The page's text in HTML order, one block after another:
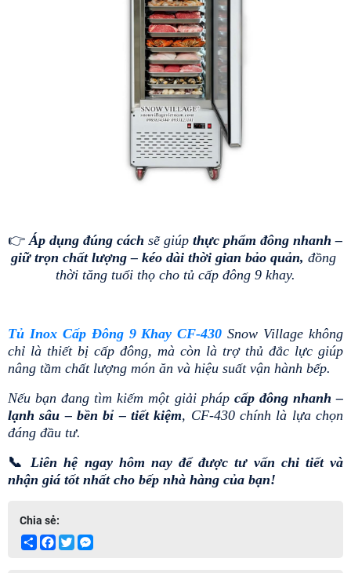
👉 Áp dụng đúng cách sẽ giúp thực phẩm đông nhanh –
giữ trọn chất lượng – kéo dài thời gian bảo quản, đồng
thời tăng tuổi thọ cho tủ cấp đông 9 khay.
Tủ Inox Cấp Đông 9 Khay CF-430 Snow Village không
chỉ là thiết bị cấp đông, mà còn là trợ thủ đắc lực giúp
nâng tầm chất lượng món ăn và hiệu suất vận hành bếp.
Nếu bạn đang tìm kiếm một giải pháp cấp đông nhanh –
lạnh sâu – bền bỉ – tiết kiệm, CF-430 chính là lựa chọn
đáng đầu tư.
📞
Liên hệ ngay hôm nay để được tư vấn chi tiết và
nhận giá tốt nhất cho bếp nhà hàng của bạn!
Chia sẻ:
ShareFacebook
Twitter